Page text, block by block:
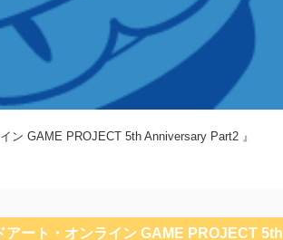
ン GAME PROJECT 5th Anniversary Part2 』
アート・オンライン GAME PROJECT 5th